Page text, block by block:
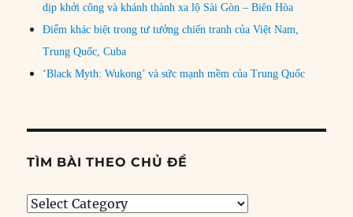
dịp khởi công và khánh thành xa lộ Sài Gòn – Biên Hòa
Điểm khác biệt trong tư tưởng chiến tranh của Việt Nam,
Trung Quốc, Cuba
‘Black Myth: Wukong’ và sức mạnh mềm của Trung Quốc
TÌM BÀI THEO CHỦ ĐỀ
Tìm